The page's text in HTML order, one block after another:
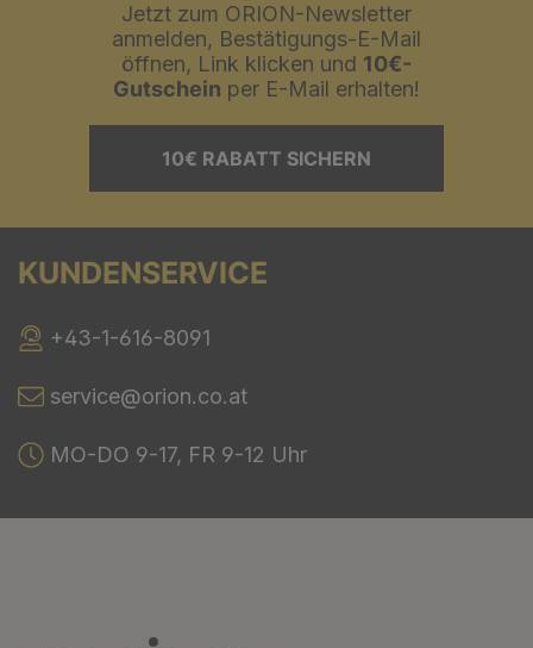
Jetzt zum ORION-Newsletter
anmelden, Bestätigungs-E-Mail
öffnen, Link klicken und 10€-
Gutschein per E-Mail erhalten!
10€ RABATT SICHERN
KUNDENSERVICE
+43-1-616-8091
service@orion.co.at
MO-DO 9-17, FR 9-12 Uhr